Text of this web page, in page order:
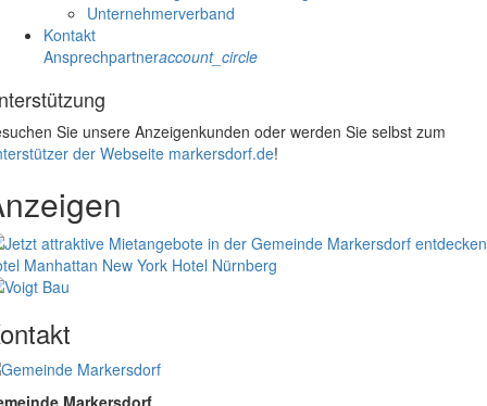
Unternehmerverband
Kontakt
Ansprechpartneraccount_circle
Sie unsere Anzeigenkunden oder werden Sie selbst zum
der Webseite markersdorf.de!
Manhattan New York Hotel Nürnberg
Markersdorf